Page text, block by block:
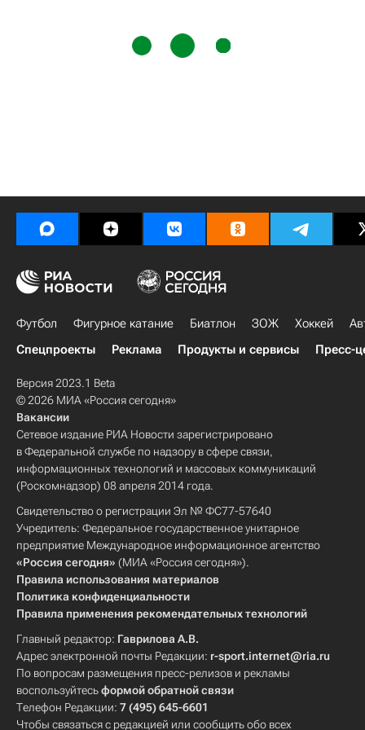
Футбол Фигурное катание Биатлон ЗОЖ Хоккей
Спецпроекты
Реклама Продукты и сервисы Пресс-
Версия 2023.1 Beta
© 2026 МИА «Россия сегодня»
Вакансии
Сетевое издание РИА Новости зарегистрировано
в Федеральной службе по надзору в сфере связи,
информационных технологий и массовых коммуникаций
(Роскомнадзор) 08 апреля 2014 года.
Свидетельство о регистрации Эл № ФС77-57640
Учредитель: Федеральное государственное унитарное
предприятие Международное информационное агентство
«Россия сегодня» (МИА «Россия сегодня»).
Правила использования материалов
Политика конфиденциальности
Правила применения рекомендательных технологий
Главный редактор: Гаврилова А.В.
Адрес электронной почты Редакции: r-sport.internet@ria.ru
По вопросам размещения пресс-релизов и рекламы
воспользуйтесьформой обратной связи
Телефон Редакции: 7 (495) 645-6601
Чтобы связаться с редакцией или сообщить обо всех